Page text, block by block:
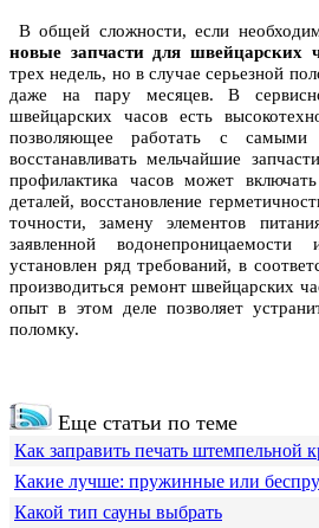
В общей сложности, если
новые запчасти для швейцарских
трех недель, но в случае серьезной
даже на пару месяцев. В
швейцарских часов есть
позволяющее работать с
восстанавливать мельчайшие
профилактика часов может
деталей, восстановление
точности, замену элементов
заявленной
установлен ряд требований, в
производиться ремонт швейцарских
опыт в этом деле позволяет
поломку.
Еще статьи по теме
Как заправить печать штемпельной
Какие лучше: пружинные или
Какой тип сауны выбрать